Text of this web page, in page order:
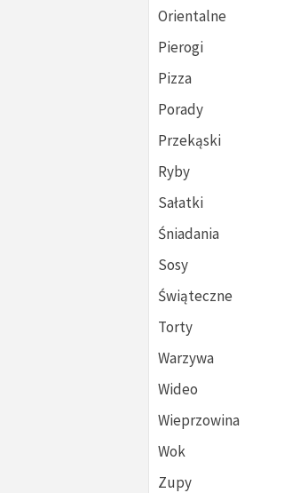
Orientalne
Pierogi
Pizza
Porady
Przekąski
Ryby
Sałatki
Śniadania
Sosy
Świąteczne
Torty
Warzywa
Wideo
Wieprzowina
Wok
Zupy